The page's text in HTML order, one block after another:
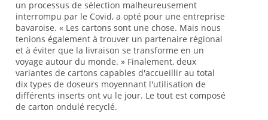
un processus de sélection malheureusement
interrompu par le Covid, a opté pour une entreprise
bavaroise. « Les cartons sont une chose. Mais nous
tenions également à trouver un partenaire régional
et à éviter que la livraison se transforme en un
voyage autour du monde. » Finalement, deux
variantes de cartons capables d'accueillir au total
dix types de doseurs moyennant l'utilisation de
différents inserts ont vu le jour. Le tout est composé
de carton ondulé recyclé.